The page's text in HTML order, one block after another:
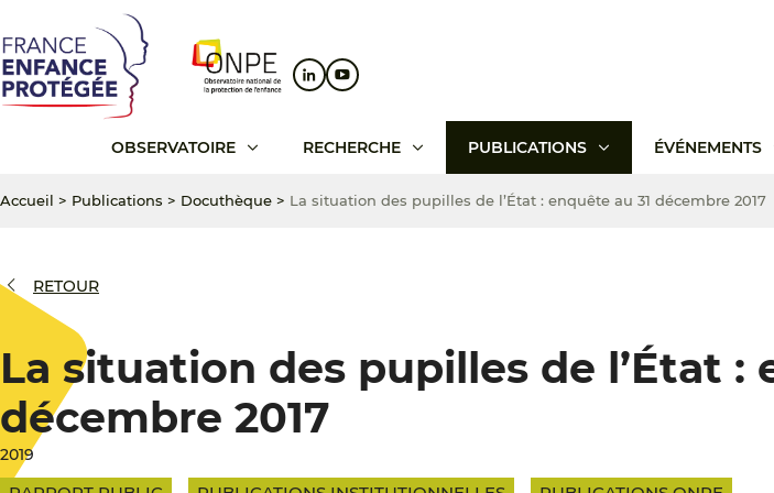
au
contenu
principal
au
menu
principal
au
pied
de
page
OBSERVATOIRE RECHERCHE PUBLICATIONS ÉVÉNEMENTS
Accueil > Publications > Docuthèque > La situation des pupilles de l’État : enquête au 31 décembre 2017
RETOUR
La situation des pupilles de l’État :
décembre 2017
2019